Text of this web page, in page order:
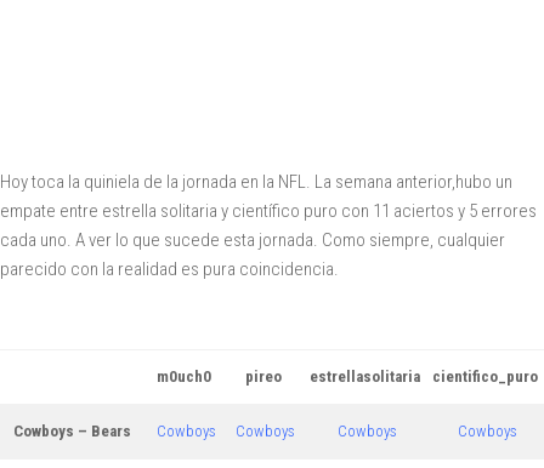
Hoy toca la quiniela de la jornada en la NFL. La semana anterior,hubo un
empate entre estrella solitaria y científico puro con 11 aciertos y 5 errores
cada uno. A ver lo que sucede esta jornada. Como siempre, cualquier
parecido con la realidad es pura coincidencia.
m0uch0 pireo estrellasolitaria cientifico_puro
Cowboys – Bears Cowboys Cowboys Cowboys Cowboys